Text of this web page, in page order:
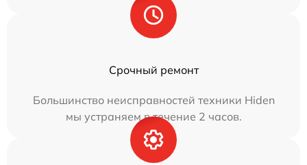
Срочный ремонт
Большинство неисправностей техники Hiden
мы устраняем в течение 2 часов.